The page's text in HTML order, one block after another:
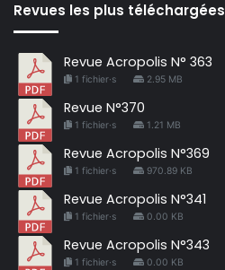
Revues les plus téléchargées
Revue Acropolis N° 363
1 fichier·s 2.95 MB
Revue N°370
1 fichier·s 1.21 MB
Revue Acropolis N°369
1 fichier·s 970.89 KB
Revue Acropolis N°341
1 fichier·s 0.00 KB
Revue Acropolis N°343
1 fichier·s 0.00 KB